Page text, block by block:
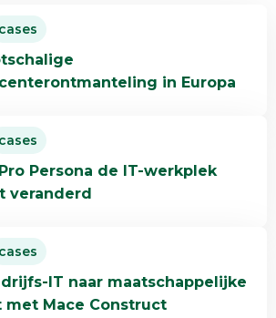
cases
in Europa
cases
Persona de IT-werkplek
veranderd
cases
IT naar maatschappelijke
met Mace Construct